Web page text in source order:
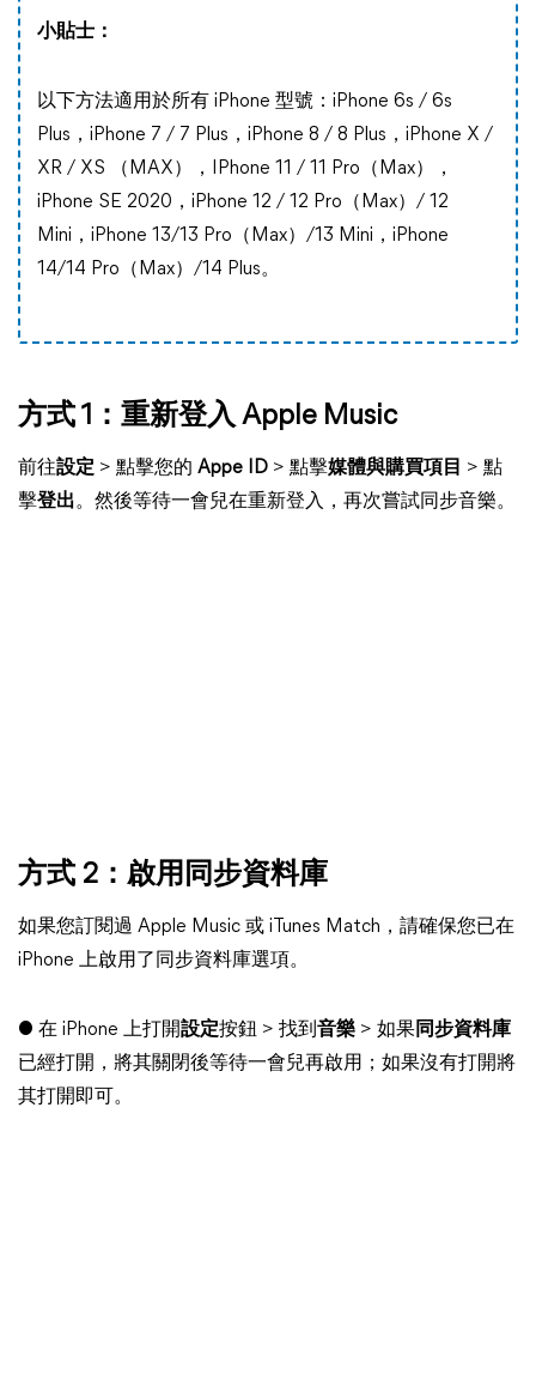
小貼士：
以下方法適用於所有 iPhone 型號：iPhone 6s / 6s
Plus，iPhone 7 / 7 Plus，iPhone 8 / 8 Plus，iPhone X /
XR / XS （MAX），IPhone 11 / 11 Pro（Max），
iPhone SE 2020，iPhone 12 / 12 Pro（Max）/ 12
Mini，iPhone 13/13 Pro（Max）/13 Mini，iPhone
14/14 Pro（Max）/14 Plus。
方式 1：重新登入 Apple Music
前往設定 > 點擊您的 Appe ID > 點擊媒體與購買項目 > 點
擊登出。然後等待一會兒在重新登入，再次嘗試同步音樂。
方式 2：啟用同步資料庫
如果您訂閱過 Apple Music 或 iTunes Match，請確保您已在
iPhone 上啟用了同步資料庫選項。
● 在 iPhone 上打開設定按鈕 > 找到 音樂 > 如果同步資料庫
已經打開，將其關閉後等待一會兒再啟用；如果沒有打開將
其打開即可。